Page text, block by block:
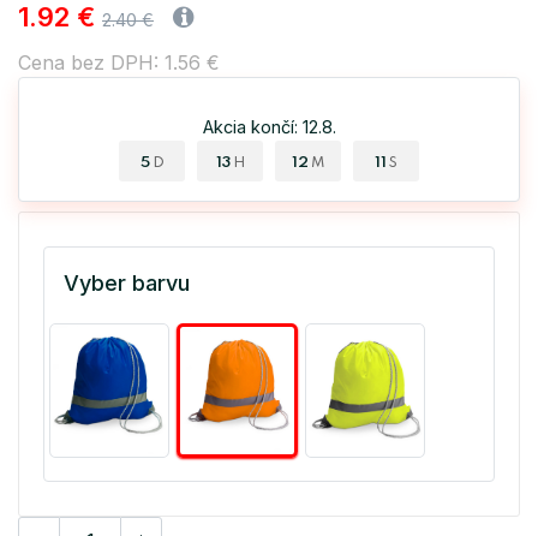
1.92 € 2.40 €
Cena bez DPH: 1.56 €
Akcia končí: 12.8.
5 D 13 H 12 M 10S
Vyber barvu